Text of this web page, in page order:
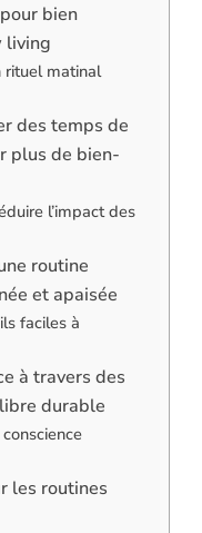
bien
living
rituel matinal
des temps de
plus de bien-
l’impact des
routine
et apaisée
faciles à
à travers des
durable
les routines